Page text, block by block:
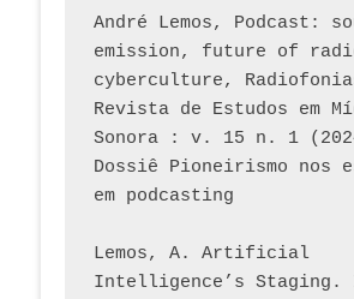
André Lemos, Podcast:
emission, future of
cyberculture,
Revista de Estudos em
Sonora : v. 15 n. 1
Dossiê Pioneirismo nos
em podcasting
Lemos, A. Artificial
Intelligence’s Staging.